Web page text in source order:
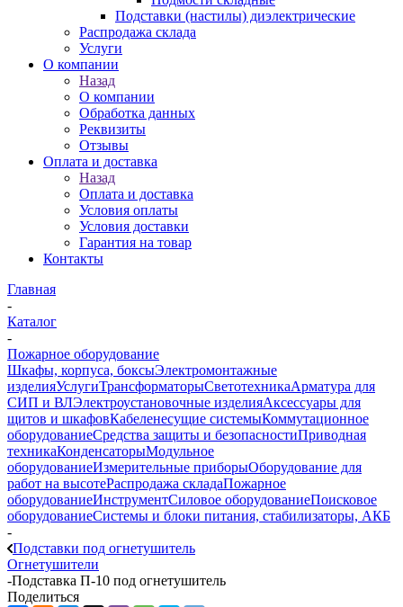
Подставки (настилы) диэлектрические
Распродажа склада
Услуги
О компании
Назад
О компании
Обработка данных
Реквизиты
Отзывы
Оплата и доставка
Назад
Оплата и доставка
Условия оплаты
Условия доставки
Гарантия на товар
Контакты
Главная
-
Каталог
-
Пожарное оборудование
Шкафы, корпуса, боксыЭлектромонтажные
изделияУслугиТрансформаторыСветотехникаАрматура для
СИП и ВЛЭлектроустановочные изделияАксессуары для
щитов и шкафовКабеленесущие системыКоммутационное
оборудованиеСредства защиты и безопасностиПриводная
техникаКонденсаторыМодульное
оборудованиеИзмерительные приборыОборудование для
работ на высотеРаспродажа складаПожарное
оборудованиеИнструментСиловое оборудованиеПоисковое
оборудованиеСистемы и блоки питания, стабилизаторы, АКБ
-
Подставки под огнетушитель
Огнетушители
-Подставка П-10 под огнетушитель
Поделиться